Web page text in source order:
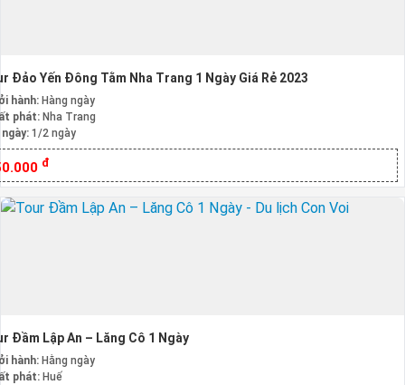
Đảo Yến Đông Tằm Nha Trang 1 Ngày Giá Rẻ 2023
hành: Hàng ngày
phát: Nha Trang
1/2 ngày
đ
Đầm Lập An – Lăng Cô 1 Ngày
hành: Hằng ngày
phát: Huế